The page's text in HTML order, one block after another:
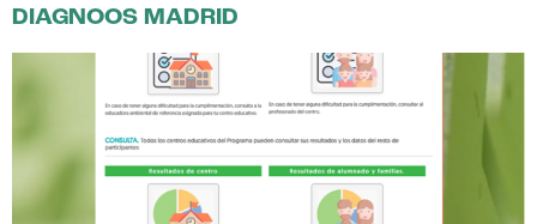
DIAGNOOS MADRID